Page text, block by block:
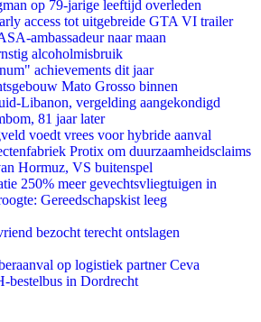
op 79-jarige leeftijd overleden
access tot uitgebreide GTA VI trailer
ambassadeur naar maan
alcoholmisbruik
achievements dit jaar
Mato Grosso binnen
Libanon, vergelding aangekondigd
81 jaar later
voedt vrees voor hybride aanval
Protix om duurzaamheidsclaims
Hormuz, VS buitenspel
250% meer gevechtsvliegtuigen in
Gereedschapskist leeg
bezocht terecht ontslagen
op logistiek partner Ceva
bestelbus in Dordrecht